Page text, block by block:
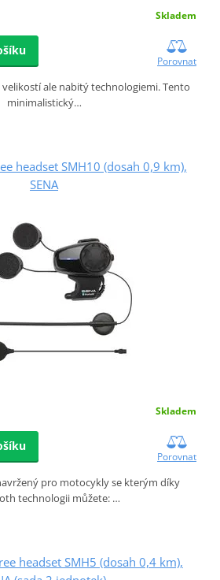
Skladem
Porovnat
ale nabitý technologiemi. Tento
minimalistický…
headset SMH10 (dosah 0,9 km),
SENA
Skladem
Porovnat
pro motocykly se kterým díky
technologii můžete: …
headset SMH5 (dosah 0,4 km),